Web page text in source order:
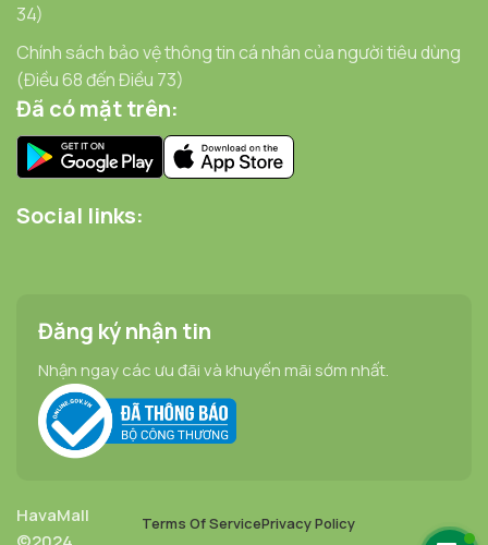
34)
Chính sách bảo vệ thông tin cá nhân của người tiêu dùng
(Điều 68 đến Điều 73)
Đã có mặt trên:
Social links:
Đăng ký nhận tin
Nhận ngay các ưu đãi và khuyến mãi sớm nhất.
HavaMall
Terms Of ServicePrivacy Policy